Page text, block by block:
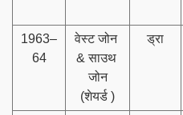
1963–
64
वेस्ट जोन
& साउथ
जोन
(शेयर्ड )
ड्रा